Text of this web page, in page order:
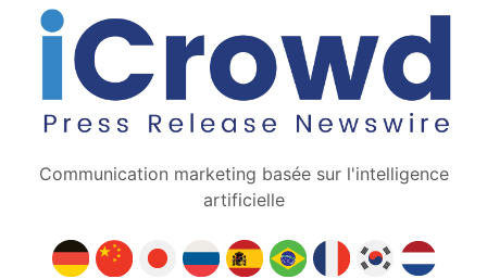
Communication marketing basée sur l'intelligence
artificielle